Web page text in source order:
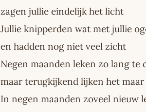
zagen jullie eindelijk het licht
Jullie knipperden wat met jullie
en hadden nog niet veel zicht
Negen maanden leken zo lang te
maar terugkijkend lijken het
In negen maanden zoveel nieuw